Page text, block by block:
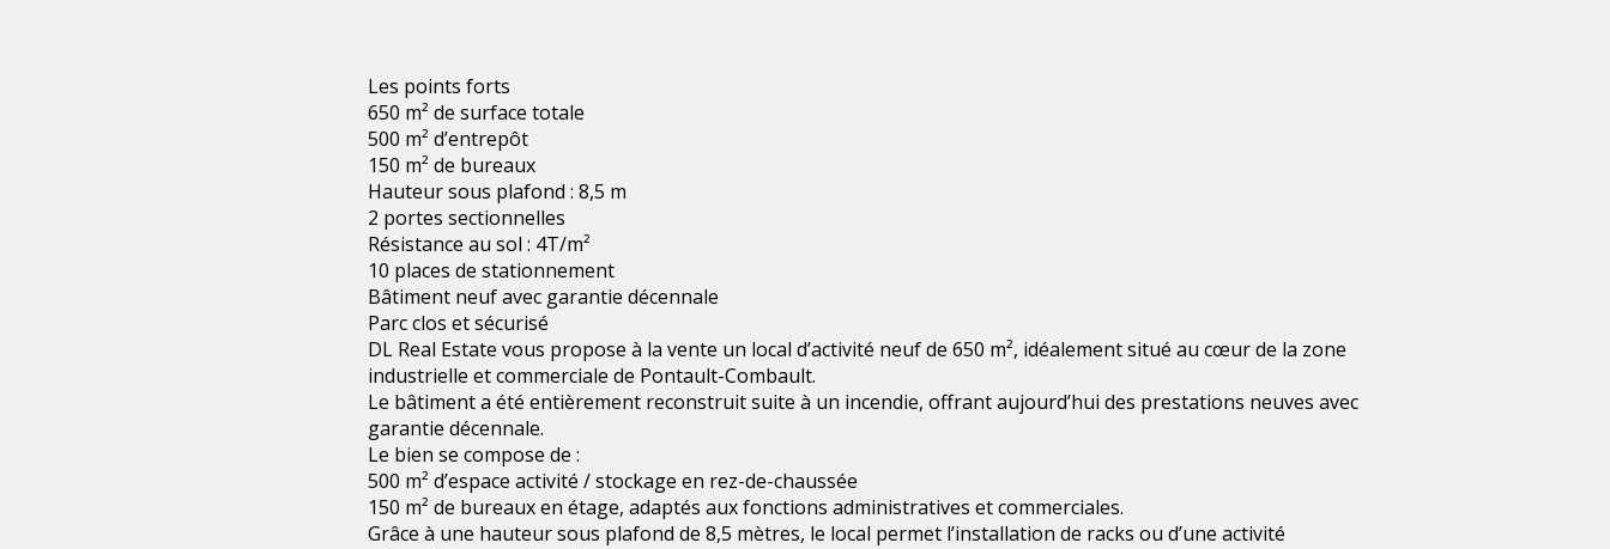
Les points forts
650 m² de surface totale
500 m² d’entrepôt
150 m² de bureaux
Hauteur sous plafond : 8,5 m
2 portes sectionnelles
Résistance au sol : 4T/m²
10 places de stationnement
Bâtiment neuf avec garantie décennale
Parc clos et sécurisé
DL Real Estate vous propose à la vente un local d’activité neuf de 650 m², idéalement situé au cœur de la zone
industrielle et commerciale de Pontault-Combault.
Le bâtiment a été entièrement reconstruit suite à un incendie, offrant aujourd’hui des prestations neuves avec
garantie décennale.
Le bien se compose de :
500 m² d’espace activité / stockage en rez-de-chaussée
150 m² de bureaux en étage, adaptés aux fonctions administratives et commerciales.
Grâce à une hauteur sous plafond de 8,5 mètres, le local permet l’installation de racks ou d’une activité